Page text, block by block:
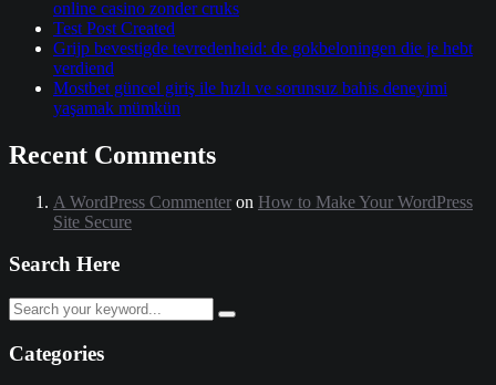
online casino zonder cruks
Test Post Created
Grijp bevestigde tevredenheid: de gokbeloningen die je hebt
verdiend
Mostbet güncel giriş ile hızlı ve sorunsuz bahis deneyimi
yaşamak mümkün
Recent Comments
A WordPress Commenter on How to Make Your WordPress
Site Secure
Search Here
Categories